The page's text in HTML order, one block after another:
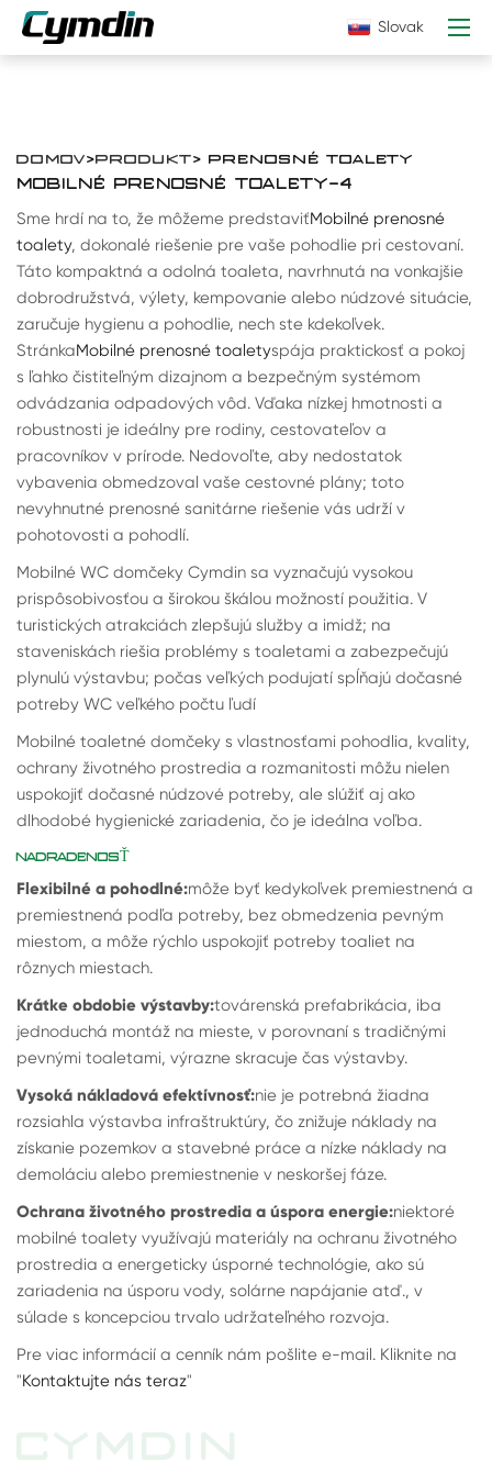
Slovak
DOMOV>PRODUKT> PRENOSNÉ TOALETY
MOBILNÉ PRENOSNÉ TOALETY-4
Sme hrdí na to, že môžeme predstaviťMobilné prenosné
toalety, dokonalé riešenie pre vaše pohodlie pri cestovaní.
Táto kompaktná a odolná toaleta, navrhnutá na vonkajšie
dobrodružstvá, výlety, kempovanie alebo núdzové situácie,
zaručuje hygienu a pohodlie, nech ste kdekoľvek.
StránkaMobilné prenosné toaletyspája praktickosť a pokoj
s ľahko čistiteľným dizajnom a bezpečným systémom
odvádzania odpadových vôd. Vďaka nízkej hmotnosti a
robustnosti je ideálny pre rodiny, cestovateľov a
pracovníkov v prírode. Nedovoľte, aby nedostatok
vybavenia obmedzoval vaše cestovné plány; toto
nevyhnutné prenosné sanitárne riešenie vás udrží v
pohotovosti a pohodlí.
Mobilné WC domčeky Cymdin sa vyznačujú vysokou
prispôsobivosťou a širokou škálou možností použitia. V
turistických atrakciách zlepšujú služby a imidž; na
staveniskách riešia problémy s toaletami a zabezpečujú
plynulú výstavbu; počas veľkých podujatí spĺňajú dočasné
potreby WC veľkého počtu ľudí
Mobilné toaletné domčeky s vlastnosťami pohodlia, kvality,
ochrany životného prostredia a rozmanitosti môžu nielen
uspokojiť dočasné núdzové potreby, ale slúžiť aj ako
dlhodobé hygienické zariadenia, čo je ideálna voľba.
NADRADENOSŤ
Flexibilné a pohodlné:môže byť kedykoľvek premiestnená a
premiestnená podľa potreby, bez obmedzenia pevným
miestom, a môže rýchlo uspokojiť potreby toaliet na
rôznych miestach.
Krátke obdobie výstavby:továrenská prefabrikácia, iba
jednoduchá montáž na mieste, v porovnaní s tradičnými
pevnými toaletami, výrazne skracuje čas výstavby.
Vysoká nákladová efektívnosť:nie je potrebná žiadna
rozsiahla výstavba infraštruktúry, čo znižuje náklady na
získanie pozemkov a stavebné práce a nízke náklady na
demoláciu alebo premiestnenie v neskoršej fáze.
Ochrana životného prostredia a úspora energie:niektoré
mobilné toalety využívajú materiály na ochranu životného
prostredia a energeticky úsporné technológie, ako sú
zariadenia na úsporu vody, solárne napájanie atď., v
súlade s koncepciou trvalo udržateľného rozvoja.
Pre viac informácií a cenník nám pošlite e-mail. Kliknite na
"Kontaktujte nás teraz"